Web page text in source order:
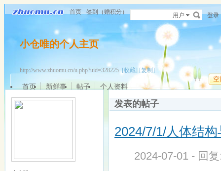
首页 签到（赠积分） 用户 登录
小仓唯的个人主页
http://www.zhuomu.cn/u.php?uid=328225[收藏] [复制]
空
首页 新鲜事 帖子 个人资料
发表的帖子
2024/7/1/人体结
2024-07-01 - 回